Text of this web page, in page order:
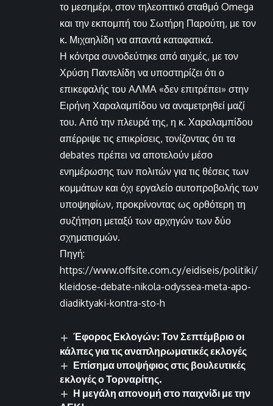
το μεσημέρι, στον τηλεοπτικό σταθμό Omega
και την εκπομπή του Σωτήρη Παρούτη, με τον
κ. Μιχαηλίδη να απαντά καταφατικά.
Η κόντρα συνοδεύτηκε από αιχμές, με τον
Χρύση Παντελίδη να υποστηρίζει ότι ο
επικεφαλής του ΑΛΜΑ «δεν επιτρέπει» στην
Ειρήνη Χαραλαμπίδου να αναμετρηθεί μαζί
του. Από την πλευρά της, η κ. Χαραλαμπίδου
απέρριψε τις επικρίσεις, τονίζοντας ότι τα
debates πρέπει να αποτελούν μέσο
ενημέρωσης των πολιτών για τις θέσεις των
κομμάτων και όχι εργαλείο αυτοπροβολής των
υποψηφίων, προκρίνοντας ως ορθότερη τη
συζήτηση μεταξύ των αρχηγών των δύο
σχηματισμών.
Πηγή:
https://www.offsite.com.cy/eidiseis/politiki/
kleidose-debate-nikola-odyssea-meta-apo-
diadiktyaki-kontra-sto-h
Έφορος Εκλογών: Τον Σεπτέμβριο οι
κάλπες για τις αναπληρωματικές εκλογές
Επίσημα υποψήφιος στις βουλευτικές
εκλογές ο Τορναρίτης.
Η μεγάλη απονομή στο παιχνίδι με την